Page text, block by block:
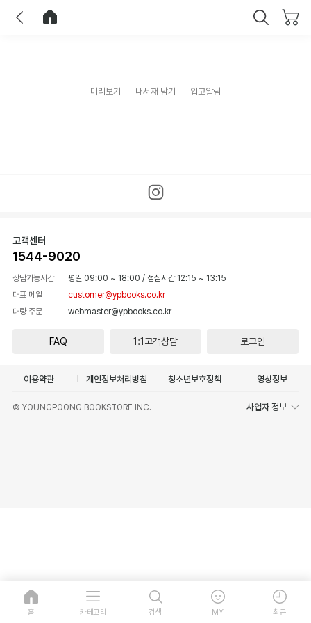
미리보기 내서재 담기 입고알림
고객센터
1544-9020
상담가능시간 평일 09:00 ~ 18:00 / 점심시간 12:15 ~ 13:15
대표 메일
customer@ypbooks.co.kr
대량 주문
webmaster@ypbooks.co.kr
FAQ 1:1고객상담 로그인
이용약관 개인정보처리방침 청소년보호정책 영상정보
© YOUNGPOONG BOOKSTORE INC. 사업자 정보
홈 카테고리 검색 MY 최근